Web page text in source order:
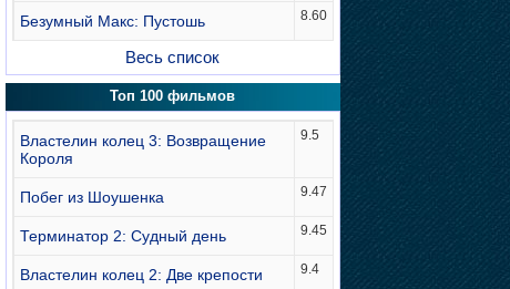
Безумный Макс: Пустошь 8.60
Весь список
Топ 100 фильмов
Властелин колец 3: Возвращение
Короля
9.5
Побег из Шоушенка 9.47
Терминатор 2: Судный день 9.45
Властелин колец 2: Две крепости 9.4